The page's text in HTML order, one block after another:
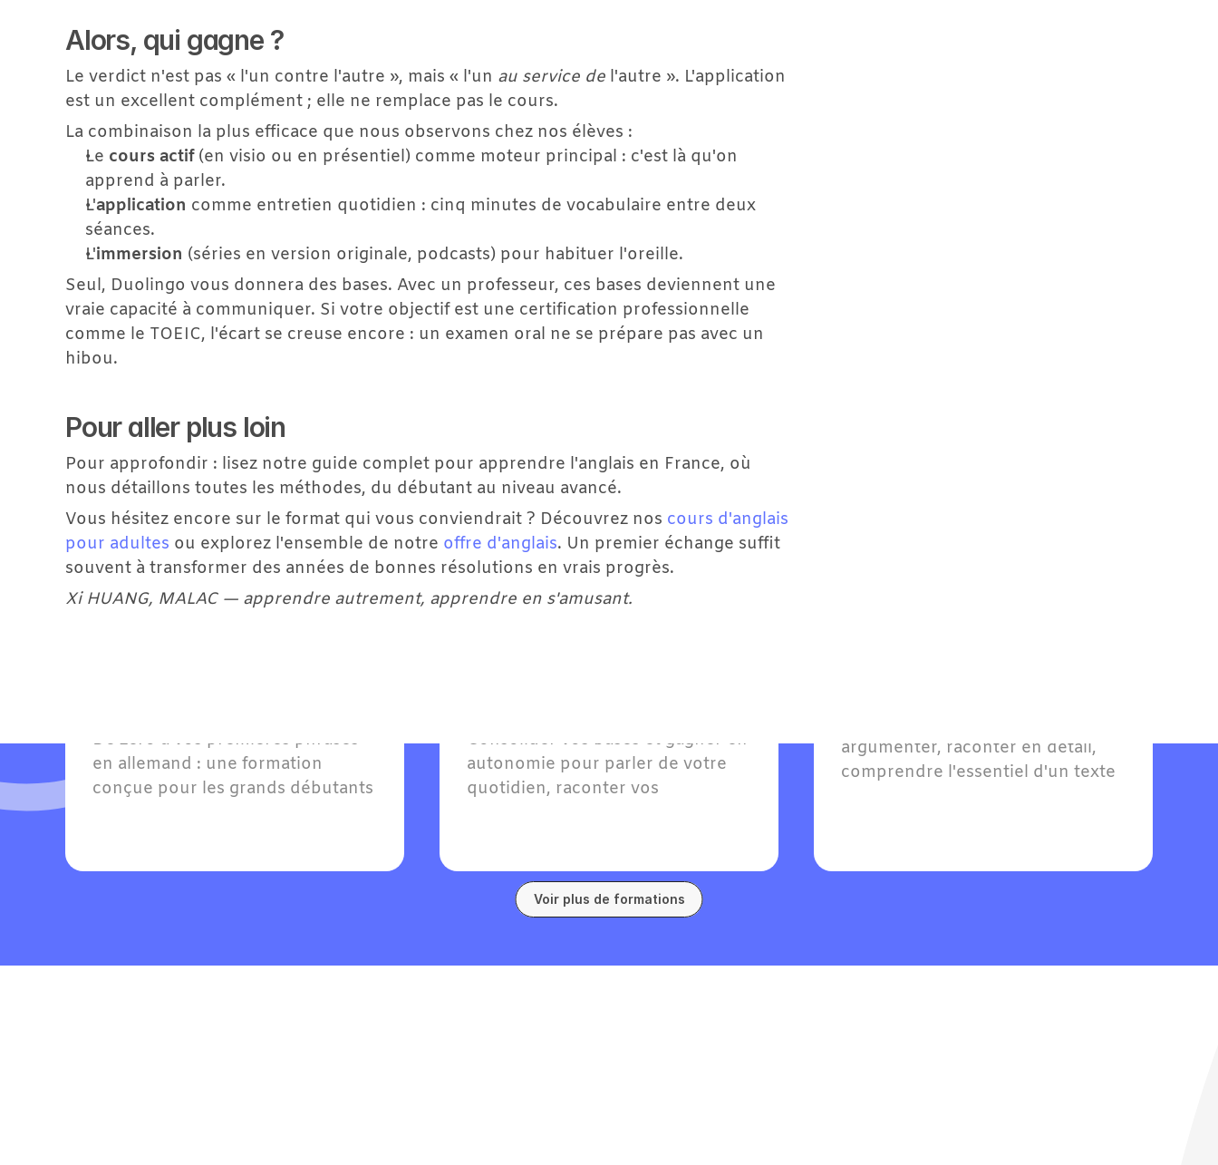
Alors, qui gagne ?
Le verdict n'est pas « l'un contre l'autre », mais « l'un au service de l'autre ». L'application
est un excellent complément ; elle ne remplace pas le cours.
La combinaison la plus efficace que nous observons chez nos élèves :
Le cours actif (en visio ou en présentiel) comme moteur principal : c'est là qu'on
apprend à parler.
L'application comme entretien quotidien : cinq minutes de vocabulaire entre deux
séances.
L'immersion (séries en version originale, podcasts) pour habituer l'oreille.
Seul, Duolingo vous donnera des bases. Avec un professeur, ces bases deviennent une
vraie capacité à communiquer. Si votre objectif est une certification professionnelle
comme le TOEIC, l'écart se creuse encore : un examen oral ne se prépare pas avec un
hibou.
Pour aller plus loin
Pour approfondir : lisez notre guide complet pour apprendre l'anglais en France, où
nous détaillons toutes les méthodes, du débutant au niveau avancé.
Vous hésitez encore sur le format qui vous conviendrait ? Découvrez nos cours d'anglais
pour adultes ou explorez l'ensemble de notre offre d'anglais. Un premier échange suffit
souvent à transformer des années de bonnes résolutions en vrais progrès.
Xi HUANG, MALAC — apprendre autrement, apprendre en s'amusant.
Découvrez nos formations en
De zéro à vos premières phrases
en allemand : une formation
conçue pour les grands débutants
Consolider vos bases et gagner en
autonomie pour parler de votre
quotidien, raconter vos
argumenter, raconter en détail,
comprendre l'essentiel d'un texte
Voir plus de formations